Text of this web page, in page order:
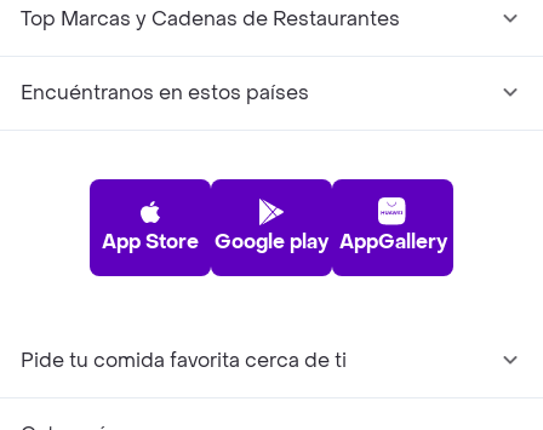
Top Marcas y Cadenas de Restaurantes
Encuéntranos en estos países
App Store Google play AppGallery
Pide tu comida favorita cerca de ti